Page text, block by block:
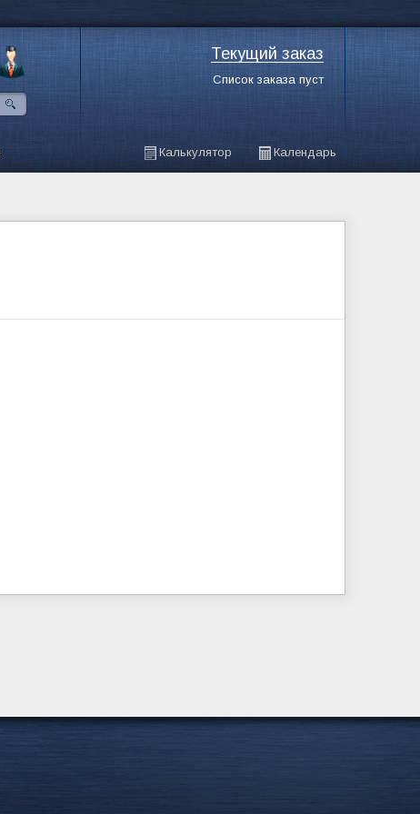
Текущий заказ
Список заказа пуст
Калькулятор Календарь